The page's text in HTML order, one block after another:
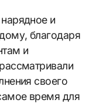
и
благодаря
и
своего
время для